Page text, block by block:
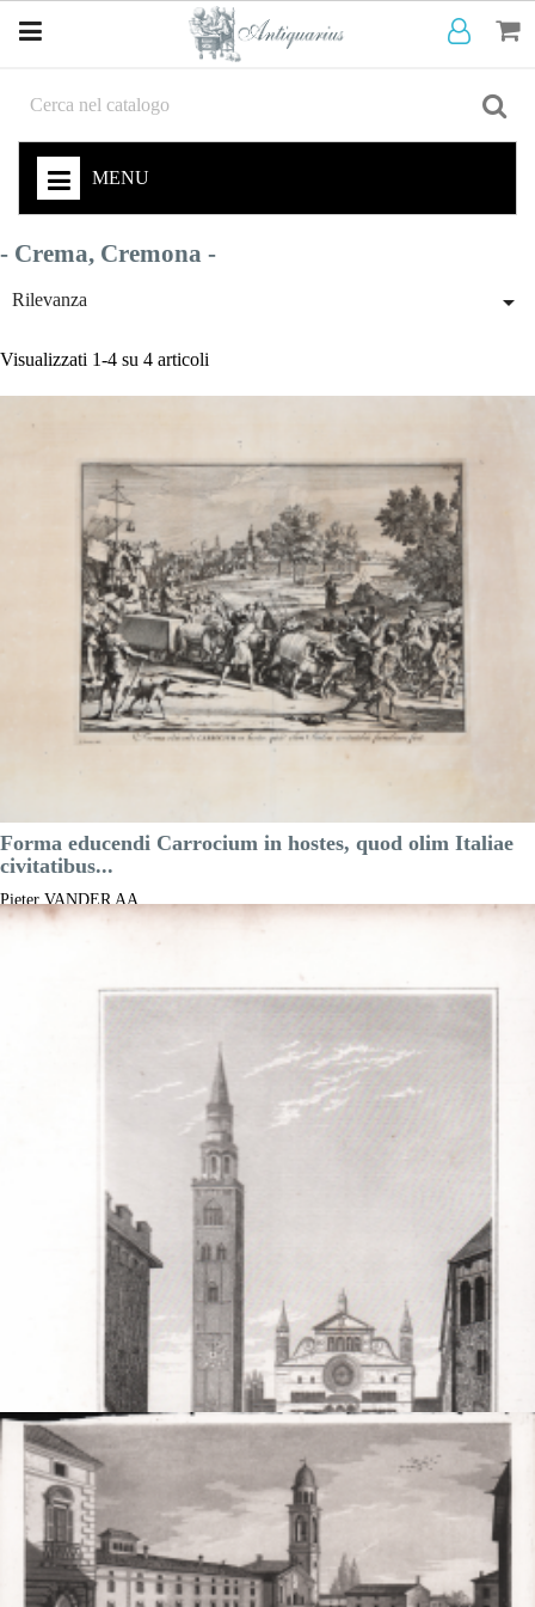
MENU
- Crema, Cremona -
Rilevanza 
Visualizzati 1-4 su 4 articoli
Forma educendi Carrocium in hostes, quod olim Italiae
civitatibus...
Pieter VANDER AA